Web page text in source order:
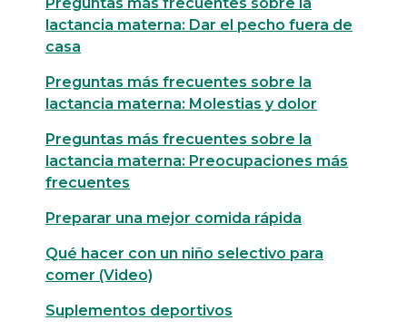
lactancia materna: Dar el pecho fuera de
casa
Preguntas más frecuentes sobre la
lactancia materna: Molestias y dolor
Preguntas más frecuentes sobre la
lactancia materna: Preocupaciones más
frecuentes
Preparar una mejor comida rápida
Qué hacer con un niño selectivo para
comer (Video)
Suplementos deportivos